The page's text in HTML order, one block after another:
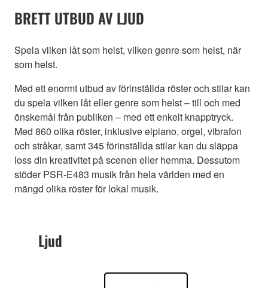
BRETT UTBUD AV LJUD
Spela vilken låt som helst, vilken genre som helst, när
som helst.
Med ett enormt utbud av förinställda röster och stilar kan
du spela vilken låt eller genre som helst – till och med
önskemål från publiken – med ett enkelt knapptryck.
Med 860 olika röster, inklusive elpiano, orgel, vibrafon
och stråkar, samt 345 förinställda stilar kan du släppa
loss din kreativitet på scenen eller hemma. Dessutom
stöder PSR-E483 musik från hela världen med en
mängd olika röster för lokal musik.
Ljud